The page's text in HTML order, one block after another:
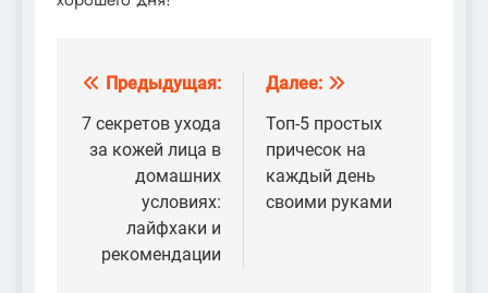
Навигация
по
записям
Предыдущая:
7 секретов ухода
за кожей лица в
домашних
условиях:
лайфхаки и
рекомендации
Далее:
Топ-5 простых
причесок на
каждый день
своими руками